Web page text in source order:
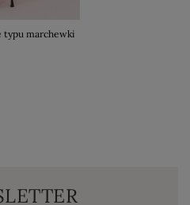
typu marchewki